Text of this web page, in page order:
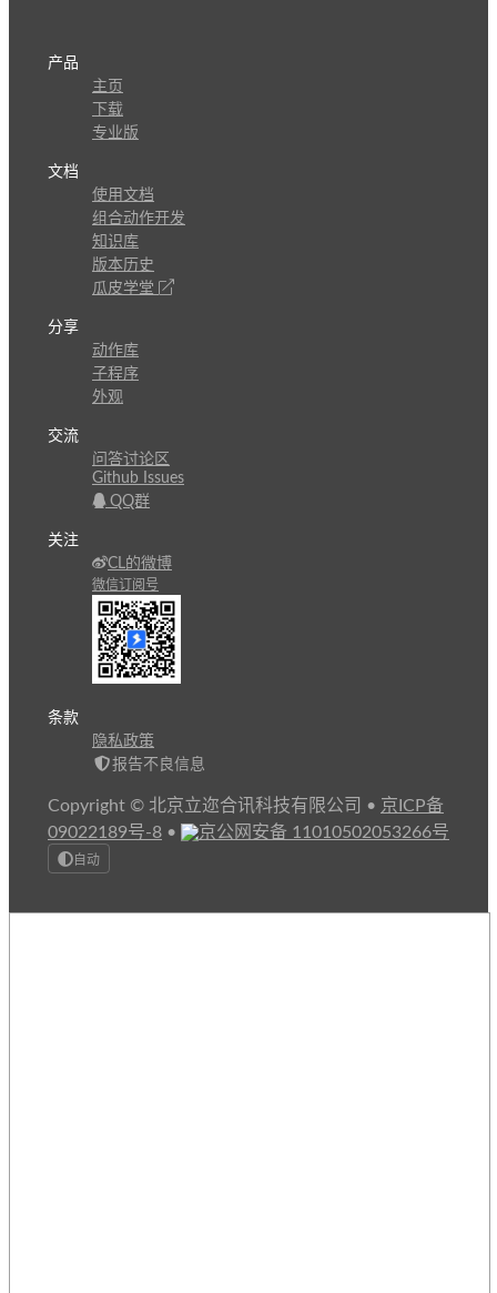
产品
主页
下载
专业版
文档
使用文档
组合动作开发
知识库
版本历史
瓜皮学堂
分享
动作库
子程序
外观
交流
问答讨论区
Github Issues
QQ群
关注
CL的微博
微信订阅号
条款
隐私政策
报告不良信息
Copyright © 北京立迩合讯科技有限公司 • 京ICP备
09022189号-8 • 京公网安备 11010502053266号
自动